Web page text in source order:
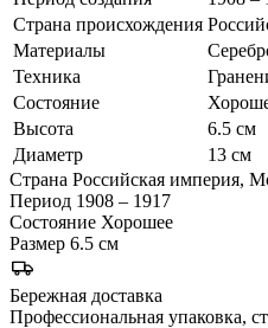
Страна происхождения
Материалы
Техника
Состояние
Высота
6.5 см
Диаметр
13 см
Страна Российская империя,
Период 1908 – 1917
Состояние Хорошее
Размер 6.5 см
Бережная доставка
Профессиональная упаковка,